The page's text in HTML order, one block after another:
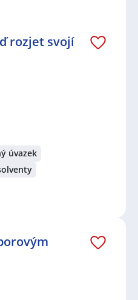
rozjet svojí
úvazek